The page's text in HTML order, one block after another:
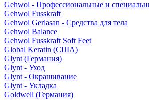
Gehwol - Профессиональные и
Gehwol Fusskraft
Gehwol Gerlasan - Средства для тела
Gehwol Balance
Gehwol Fusskraft Soft Feet
Global Keratin (США)
Glynt (Германия)
Glynt - Уход
Glynt - Окрашивание
Glynt - Укладка
Goldwell (Германия)